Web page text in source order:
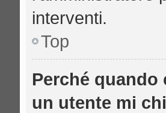
interventi.
Top
Perché
un utente mi